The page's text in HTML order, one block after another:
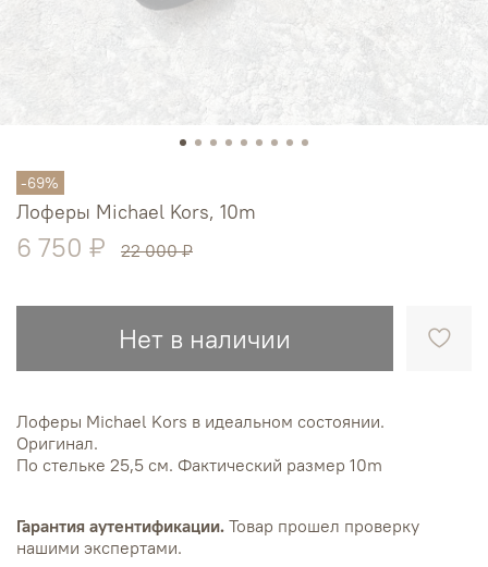
-69%
Лоферы Michael Kors, 10m
6 750 ₽ 22 000 ₽
Нет в наличии
Лоферы Michael Kors в идеальном состоянии.
Оригинал.
По стельке 25,5 см. Фактический размер 10m
Гарантия аутентификации. Товар прошел проверку
нашими экспертами.